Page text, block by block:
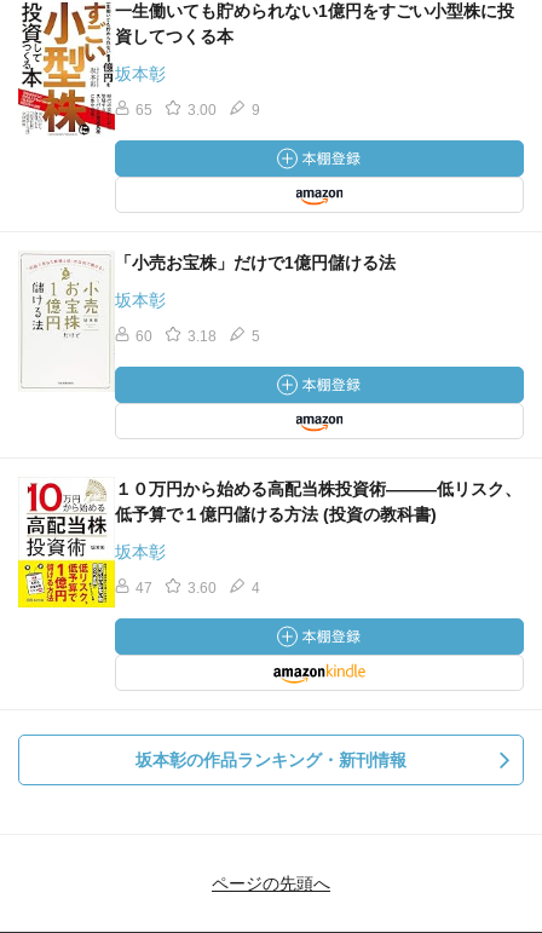
一生働いても貯められない1億円をすごい小型株に投
資してつくる本
坂本彰
65 3.00 9
「小売お宝株」だけで1億円儲ける法
坂本彰
60 3.18 5
１０万円から始める高配当株投資術―――低リスク、
低予算で１億円儲ける方法 (投資の教科書)
坂本彰
47 3.60 4
坂本彰の作品ランキング・新刊情報
ページの先頭へ